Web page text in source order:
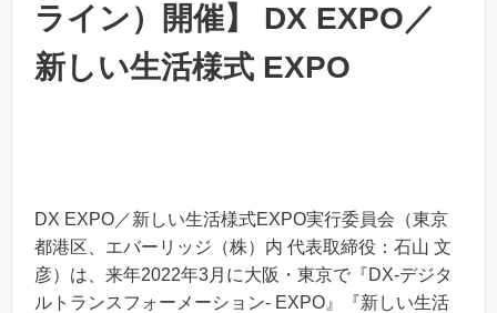
ライン）開催】 DX EXPO／
新しい生活様式 EXPO
DX EXPO／新しい生活様式EXPO実行委員会（東京
都港区、エバーリッジ（株）内 代表取締役：石山 文
彦）は、来年2022年3月に大阪・東京で『DX-デジタ
ルトランスフォーメーション- EXPO』『新しい生活